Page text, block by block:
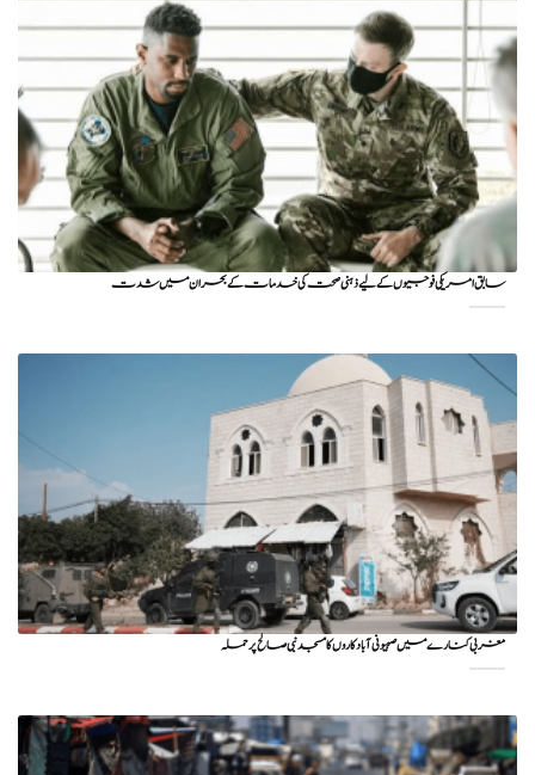
سابق امریکی فوجیوں کے لیے ذہنی صحت کی خدمات کے بحران میں شدت
مغربی کنارے میں صہیونی آبادکاروں کا مسجد نبی صالح پر حملہ